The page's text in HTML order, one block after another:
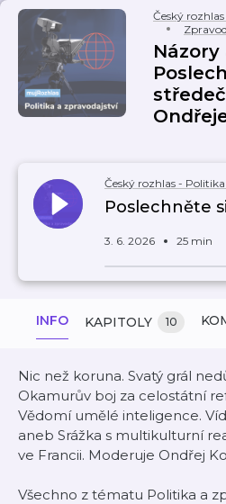
Český
Český rozhlas -
Poslechněte
3. 6. 2026 25 min
INFO KAPITOLY 10
Nic než koruna. Svatý grál
Okamurův boj za celostátní
Vědomí umělé inteligence.
aneb Srážka s multikulturní
ve Francii. Moderuje Ondřej
Všechno z tématu Politika a